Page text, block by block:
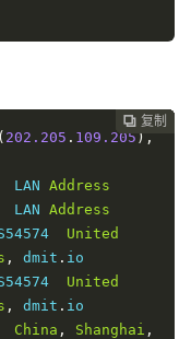
 复制
 复制
 复制
 复制
 复制
 复制
 复制
( 202.205 . 109.205 ),
LAN
Address
LAN
Address
United
, dmit . io
United
, dmit . io
China , Shanghai ,